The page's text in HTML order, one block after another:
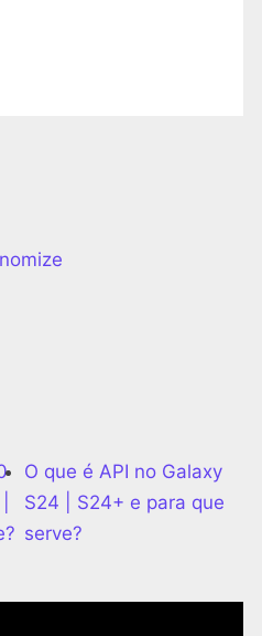
O que é API no Galaxy
S24 | S24+ e para que
serve?